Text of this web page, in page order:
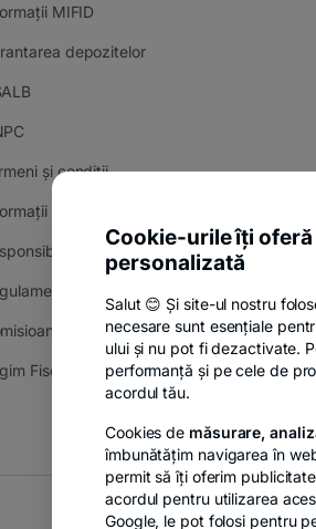
MIFID
depozitelor
și condiții
și documente utile
Disclosure Policy
campanii
Fiscal Dobânzi
Cookie-urile îți
personalizată
Salut 😊 Și site-ul nostru
necesare sunt esențiale
ului și nu pot fi dezactivate.
performanță și pe cele de
acordul tău.
Cookies de măsurare,
îmbunătățim navigarea în
permit să îți oferim
acordul pentru utilizarea
Google, le pot folosi pentru